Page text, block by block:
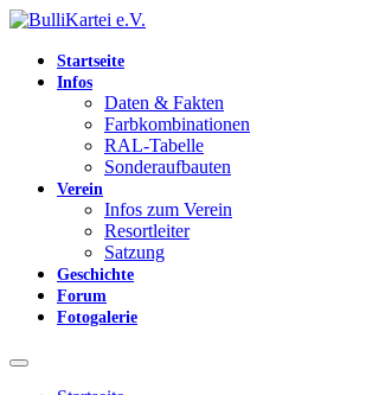
Startseite
Infos
Daten & Fakten
Farbkombinationen
RAL-Tabelle
Sonderaufbauten
Verein
Infos zum Verein
Resortleiter
Satzung
Geschichte
Forum
Fotogalerie